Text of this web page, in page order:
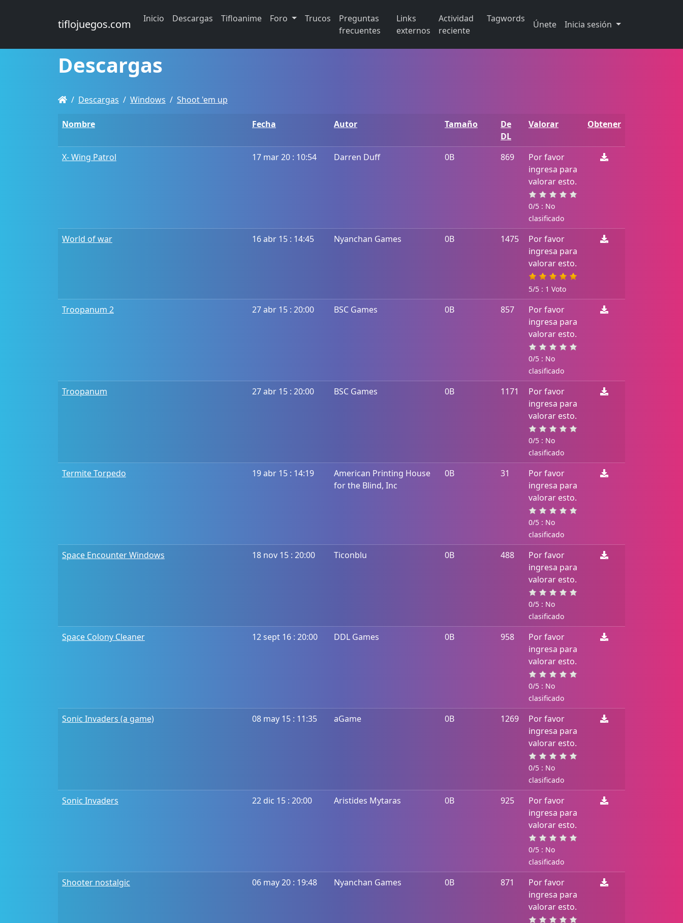
tiflojuegos.com Inicio Descargas Tifloanime Foro Trucos
Preguntas
frecuentes
Links
externos
Actividad
reciente
Tagwords
Únete Inicia sesión
Descargas
Descargas Windows Shoot 'em up
Nombre Fecha Autor Tamaño
De
DL
Valorar Obtener
X- Wing Patrol 17 mar 20 : 10:54 Darren Duff 0B 869
Por favor
ingresa para
valorar esto.
0/5 : No
clasificado
World of war 16 abr 15 : 14:45 Nyanchan Games 0B 1475
Por favor
ingresa para
valorar esto.
5/5 : 1 Voto
Troopanum 2 27 abr 15 : 20:00 BSC Games 0B 857
Por favor
ingresa para
valorar esto.
0/5 : No
clasificado
Troopanum 27 abr 15 : 20:00 BSC Games 0B 1171
Por favor
ingresa para
valorar esto.
0/5 : No
clasificado
Termite Torpedo 19 abr 15 : 14:19
American Printing House
for the Blind, Inc
0B 31
Por favor
ingresa para
valorar esto.
0/5 : No
clasificado
Space Encounter Windows 18 nov 15 : 20:00 Ticonblu 0B 488
Por favor
ingresa para
valorar esto.
0/5 : No
clasificado
Space Colony Cleaner 12 sept 16 : 20:00 DDL Games 0B 958
Por favor
ingresa para
valorar esto.
0/5 : No
clasificado
Sonic Invaders (a game) 08 may 15 : 11:35 aGame 0B 1269
Por favor
ingresa para
valorar esto.
0/5 : No
clasificado
Sonic Invaders 22 dic 15 : 20:00 Aristides Mytaras 0B 925
Por favor
ingresa para
valorar esto.
0/5 : No
clasificado
Shooter nostalgic 06 may 20 : 19:48 Nyanchan Games 0B 871
Por favor
ingresa para
valorar esto.